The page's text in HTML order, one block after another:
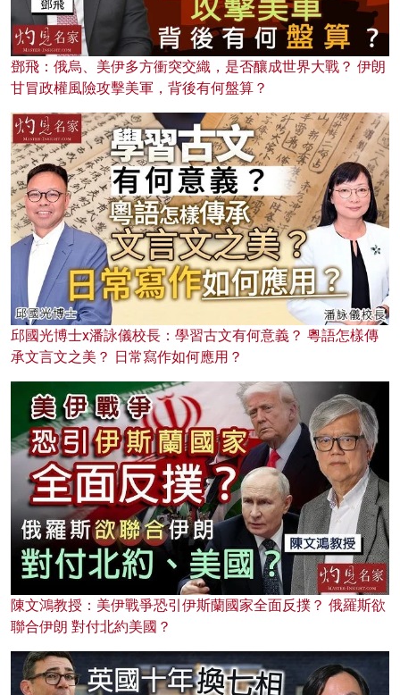
鄧飛：俄烏、美伊多方衝突交織，是否釀成世界大戰？ 伊朗
甘冒政權風險攻擊美軍，背後有何盤算？
邱國光博士x潘詠儀校長：學習古文有何意義？ 粵語怎樣傳
承文言文之美？ 日常寫作如何應用？
陳文鴻教授：美伊戰爭恐引伊斯蘭國家全面反撲？ 俄羅斯欲
聯合伊朗 對付北約美國？